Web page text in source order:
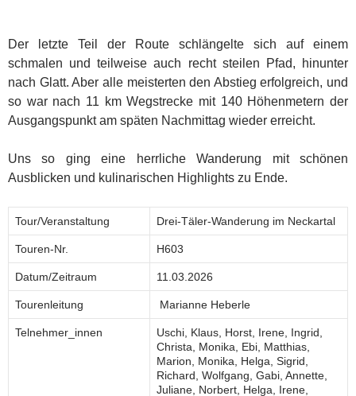
Der letzte Teil der Route schlängelte sich auf einem
schmalen und teilweise auch recht steilen Pfad, hinunter
nach Glatt. Aber alle meisterten den Abstieg erfolgreich, und
so war nach 11 km Wegstrecke mit 140 Höhenmetern der
Ausgangspunkt am späten Nachmittag wieder erreicht.
Uns so ging eine herrliche Wanderung mit schönen
Ausblicken und kulinarischen Highlights zu Ende.
Tour/Veranstaltung Drei-Täler-Wanderung im Neckartal
Touren-Nr. H603
Datum/Zeitraum 11.03.2026
Tourenleitung Marianne Heberle
Telnehmer_innen
Uschi, Klaus, Horst, Irene, Ingrid,
Christa, Monika, Ebi, Matthias,
Marion, Monika, Helga, Sigrid,
Richard, Wolfgang, Gabi, Annette,
Juliane, Norbert, Helga, Irene,